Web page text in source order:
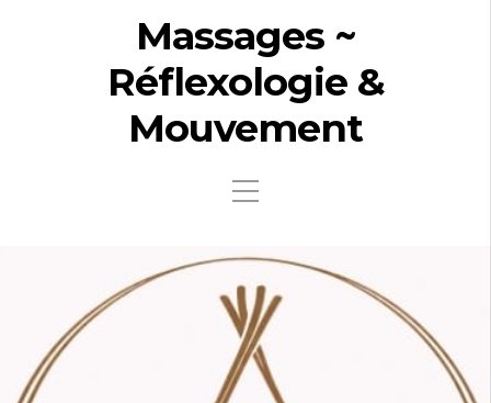
Massages ~
Réflexologie &
Mouvement